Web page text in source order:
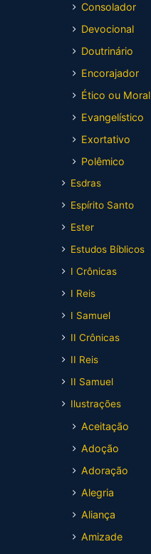
Consolador
Devocional
Doutrinário
Encorajador
Ético ou Moral
Evangelístico
Exortativo
Polêmico
Esdras
Espírito Santo
Ester
Estudos Bíblicos
I Crônicas
I Reis
I Samuel
II Crônicas
II Reis
II Samuel
Ilustrações
Aceitação
Adoção
Adoração
Alegria
Aliança
Amizade